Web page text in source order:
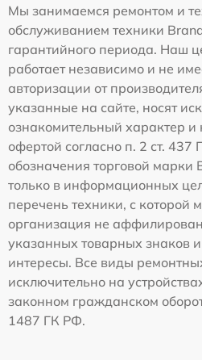
Мы занимаемся ремонтом и
обслуживанием техники
гарантийного периода. Наш
работает независимо и не
авторизации от
указанные на сайте, носят
ознакомительный характер и
офертой согласно п. 2 ст.
обозначения торговой марки
только в информационных
перечень техники, с
организация не
указанных товарных знаков
интересы. Все виды
исключительно на
законном гражданском
1487 ГК РФ.